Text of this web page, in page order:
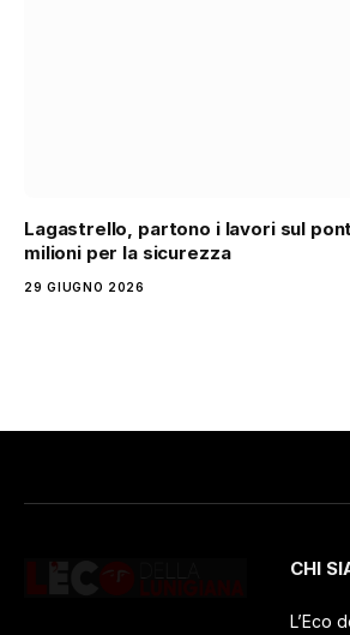
Lagastrello, partono i lavori sul
milioni per la sicurezza
29 GIUGNO 2026
CHI
L’Eco